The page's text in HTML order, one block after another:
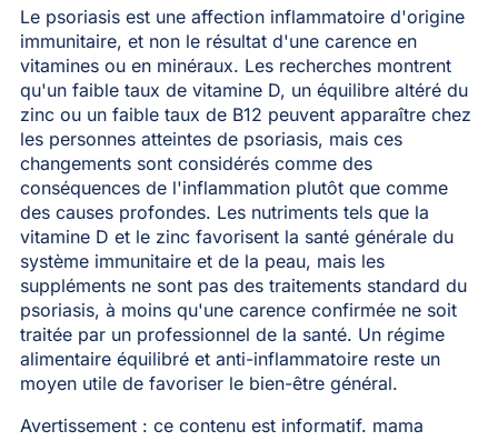
Le psoriasis est une affection inflammatoire d'origine
immunitaire, et non le résultat d'une carence en
vitamines ou en minéraux. Les recherches montrent
qu'un faible taux de vitamine D, un équilibre altéré du
zinc ou un faible taux de B12 peuvent apparaître chez
les personnes atteintes de psoriasis, mais ces
changements sont considérés comme des
conséquences de l'inflammation plutôt que comme
des causes profondes. Les nutriments tels que la
vitamine D et le zinc favorisent la santé générale du
système immunitaire et de la peau, mais les
suppléments ne sont pas des traitements standard du
psoriasis, à moins qu'une carence confirmée ne soit
traitée par un professionnel de la santé. Un régime
alimentaire équilibré et anti-inflammatoire reste un
moyen utile de favoriser le bien-être général.
Avertissement : ce contenu est informatif. mama